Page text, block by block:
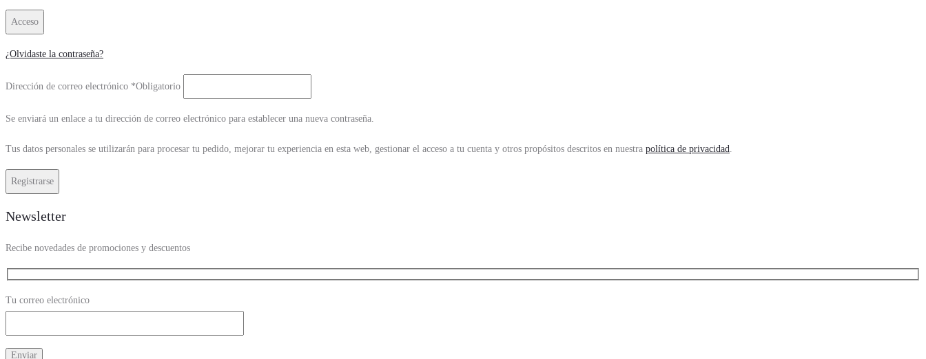
Acceso
¿Olvidaste la contraseña?
Dirección de correo electrónico *Obligatorio
Se enviará un enlace a tu dirección de correo electrónico para establecer una nueva contraseña.
Tus datos personales se utilizarán para procesar tu pedido, mejorar tu experiencia en esta web, gestionar el acceso a tu cuenta y otros propósitos descritos en nuestra política de privacidad.
Registrarse
Newsletter
Recibe novedades de promociones y descuentos
Tu correo electrónico